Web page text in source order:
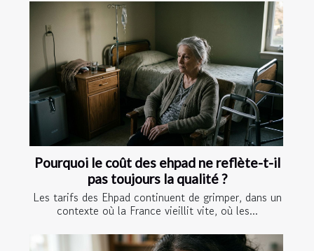
Pourquoi le coût des ehpad ne reflète-t-il
pas toujours la qualité ?
Les tarifs des Ehpad continuent de grimper, dans un
contexte où la France vieillit vite, où les...